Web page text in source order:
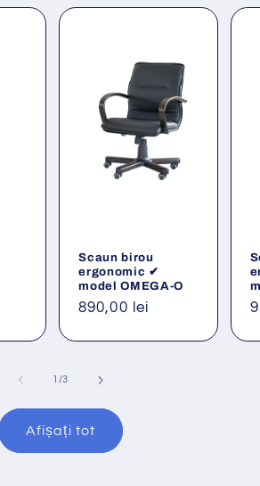
Scaun birou
ergonomic ✔
model OMEGA-O
Preț
890,00 lei
/din
3
Afișați tot